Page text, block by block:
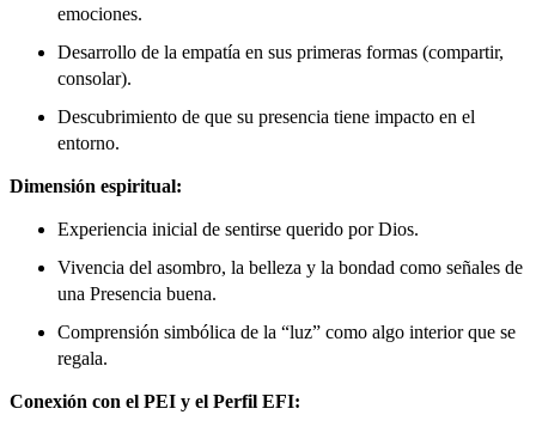
emociones.
Desarrollo de la empatía en sus primeras formas (compartir,
consolar).
Descubrimiento de que su presencia tiene impacto en el
entorno.
Dimensión espiritual:
Experiencia inicial de sentirse querido por Dios.
Vivencia del asombro, la belleza y la bondad como señales de
una Presencia buena.
Comprensión simbólica de la “luz” como algo interior que se
regala.
Conexión con el PEI y el Perfil EFI: